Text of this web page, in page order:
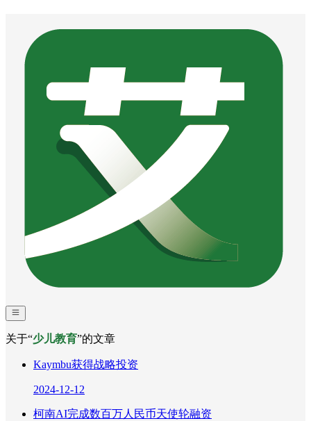
关于“少儿教育”的文章
Kaymbu获得战略投资
2024-12-12
柯南AI完成数百万人民币天使轮融资